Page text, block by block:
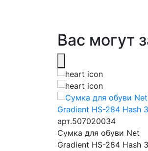
Вас могут
арт.507020034
Сумка для обуви Net
Gradient HS-284 Hash 3